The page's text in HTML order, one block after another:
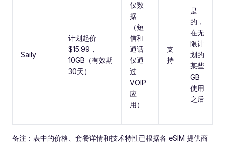
Saily
计划起价
$15.99，
10GB（有效期
30天）
仅数
据
（短
信和
通话
仅通
过
VOIP
应
用）
支
持
是
的，
在无
限计
划的
某些
GB
使用
之后
备注：表中的价格、套餐详情和技术特性已根据各 eSIM 提供商